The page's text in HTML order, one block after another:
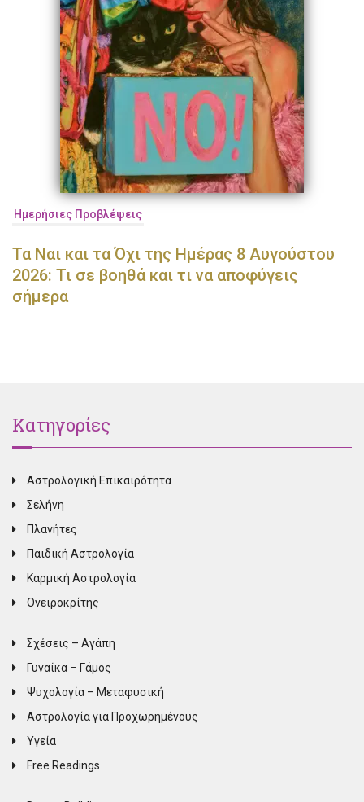
Ημερήσιες Προβλέψεις
Τα Ναι και τα Όχι της Ημέρας 8 Αυγούστου
2026: Τι σε βοηθά και τι να αποφύγεις
σήμερα
Κατηγορίες
Αστρολογική Επικαιρότητα
Σελήνη
Πλανήτες
Παιδική Αστρολογία
Καρμική Αστρολογία
Ονειροκρίτης
Σχέσεις – Αγάπη
Γυναίκα – Γάμος
Ψυχολογία – Μεταφυσική
Αστρολογία για Προχωρημένους
Υγεία
Free Readings